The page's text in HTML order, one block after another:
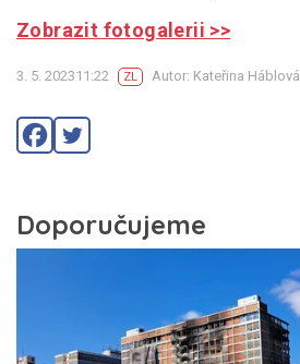
Zobrazit fotogalerii >>
3. 5. 202311:22 ZL Autor: Kateřina Háblová